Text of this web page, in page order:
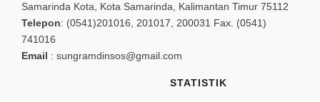
Samarinda Kota, Kota Samarinda, Kalimantan Timur 75112
Telepon: (0541)201016, 201017, 200031 Fax. (0541)
741016
Email : sungramdinsos@gmail.com
STATISTIK